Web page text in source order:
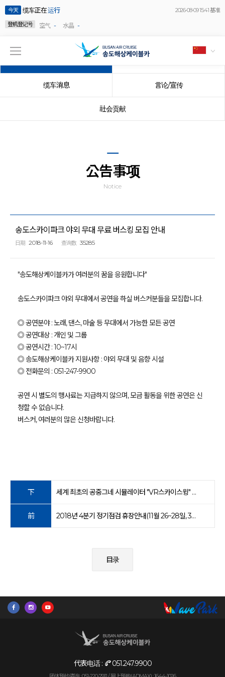
今天 缆车正在运行
2026-08-09 15:41 基准
登机登记号
空气 - 水晶 -
缆车消息 言论/宣传
社会贡献
公告事项
Notice
송도스카이파크 야외 무대 무료 버스킹 모집 안내
日期 2018-11-16 查询数 35285
"송도해상케이블카가 여러분의 꿈을 응원합니다"
송도스카이파크 야외 무대에서 공연을 하실 버스커분들을 모집합니다.
◎ 공연분야 : 노래, 댄스, 마술 등 무대에서 가능한 모든 공연
◎ 공연대상 : 개인 및 그룹
◎ 공연시간 : 10~17시
◎ 송도해상케이블카 지원사항 : 야외 무대 및 음향 시설
◎ 전화문의 : 051-247-9900
공연 시 별도의 행사료는 지급하지 않으며, 모금 활동을 위한 공연은 신
청할 수 없습니다.
버스커, 여러분의 많은 신청바랍니다.
下 세계 최초의 공중그네 시뮬레이터 "VR스카이스윙" 오픈 안내
前 2018년 4분기 정기점검 휴장안내(11월 26~28일, 3일간)
目录
代表电话 : 051.247.9900